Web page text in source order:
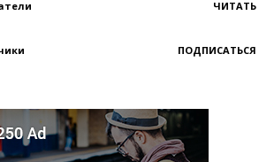
ЧИТАТЬ
ПОДПИСАТЬСЯ